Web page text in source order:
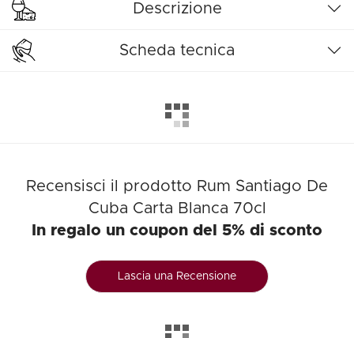
Descrizione
Scheda tecnica
Recensisci il prodotto Rum Santiago De
Cuba Carta Blanca 70cl
In regalo un coupon del 5% di sconto
Lascia una Recensione